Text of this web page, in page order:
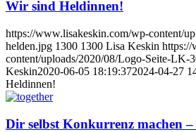
Wir sind Heldinnen!
https://www.lisakeskin.com/wp-content/
helden.jpg 1300 1300 Lisa Keskin https://
content/uploads/2020/08/Logo-Seite-LK-
Keskin2020-06-05 18:19:372024-04-27
Heldinnen!
Dir selbst Konkurrenz machen –